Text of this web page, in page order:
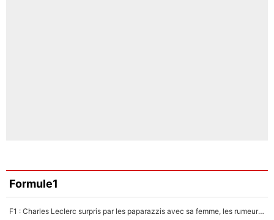
Formule1
F1 : Charles Leclerc surpris par les paparazzis avec sa femme, les rumeurs étaient vraies !